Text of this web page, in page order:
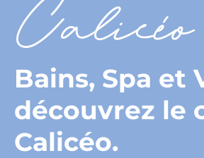
Calicéo
Bains, Spa et
découvrez le
Calicéo.